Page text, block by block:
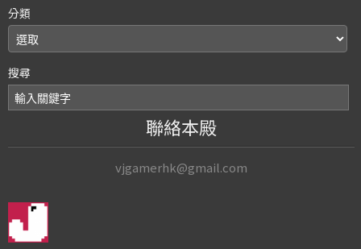
分類
搜尋
聯絡本殿
vjgamerhk@gmail.com